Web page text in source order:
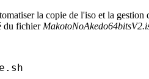
la copie de l'iso et la gestion
du fichier
.sh